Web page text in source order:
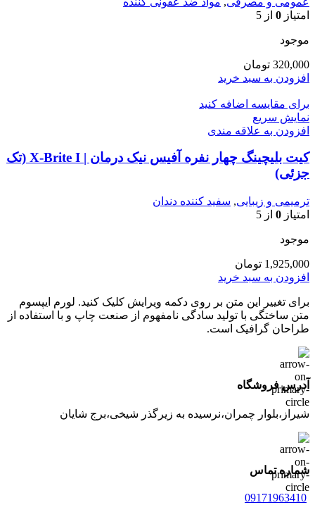
امتیاز 0 از 5
موجود
320,000 تومان
افزودن به سبد خرید
برای مقایسه اضافه کنید
نمایش سریع
افزودن به علاقه مندی
کیت بلیچینگ چهار نفره آفیس نیک درمان | X-Brite I (تک
جزئی)
ترمیمی و زیبایی, سفید کننده دندان
امتیاز 0 از 5
موجود
1,925,000 تومان
افزودن به سبد خرید
برای تغییر این متن بر روی دکمه ویرایش کلیک کنید. لورم ایپسوم
متن ساختگی با تولید سادگی نامفهوم از صنعت چاپ و با استفاده از
طراحان گرافیک است.
آدرس فروشگاه
شیراز،بلوار چمران،نرسیده به زیرگذر شیخی،برج شایان
شماره تماس
09171963410